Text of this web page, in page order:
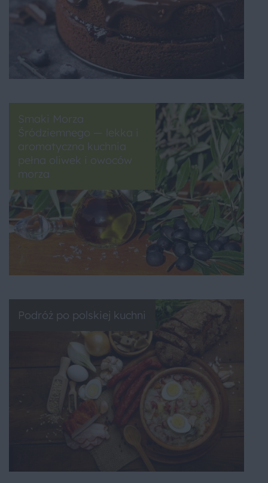
Smaki Morza
Śródziemnego — lekka i
aromatyczna kuchnia
pełna oliwek i owoców
morza
Podróż po polskiej kuchni